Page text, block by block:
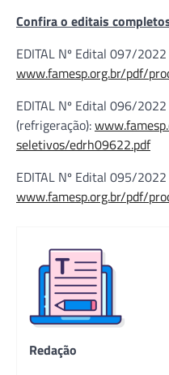
Confira o editais
EDITAL Nº Edital 097/
www.famesp.org.br/pdf/
EDITAL Nº Edital 096/
(refrigeração):
seletivos/edrh09622.pdf
EDITAL Nº Edital 095/
www.famesp.org.br/pdf/
Redação